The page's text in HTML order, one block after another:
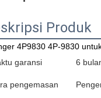
Produk
4P9830 4P-9830
garansi
6
pengemasan